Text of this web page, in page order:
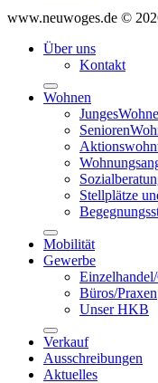
www.neuwoges.de ©
Über uns
Kontakt
Wohnen
Stellplätze
Mobilität
Gewerbe
Büros/Praxen
Unser HKB
Verkauf
Ausschreibungen
Aktuelles